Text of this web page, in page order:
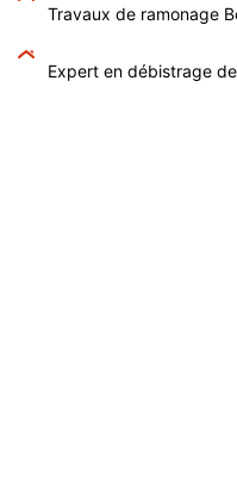
Travaux de ramonage
Expert en débistrage